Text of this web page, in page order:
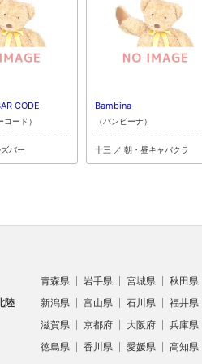
CODE
コード）
バー
Bambina
（バンビーナ）
十三 ／ 朝・昼キャバクラ
青森県 岩手県 宮城県 秋田県
陸 新潟県 富山県 石川県 福井県
滋賀県 京都府 大阪府 兵庫県
徳島県 香川県 愛媛県
高知県